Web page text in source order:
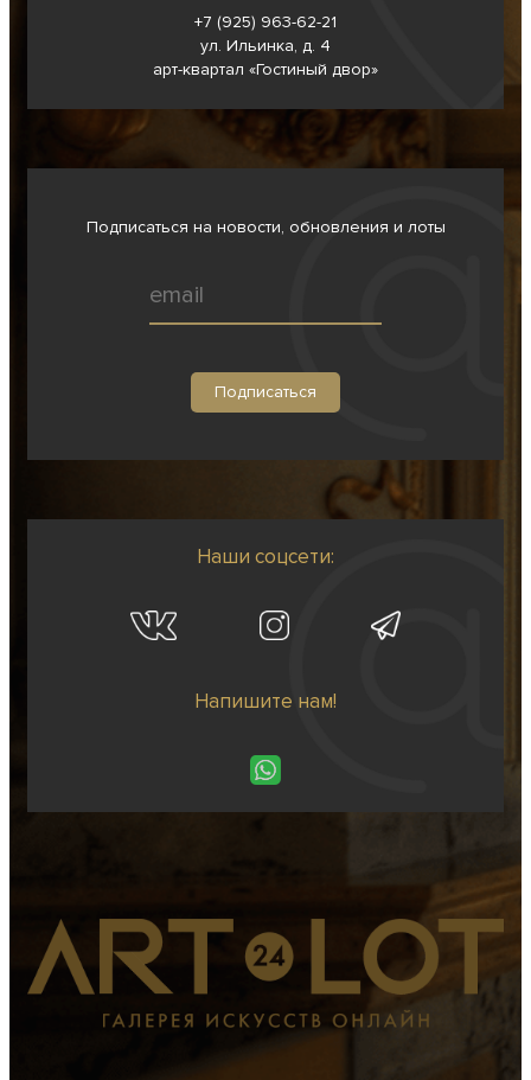
+7 (925) 963-62-21
ул. Ильинка, д. 4
арт-квартал «Гостиный двор»
Подписаться на новости, обновления и лоты
Наши соцсети:
Напишите нам!